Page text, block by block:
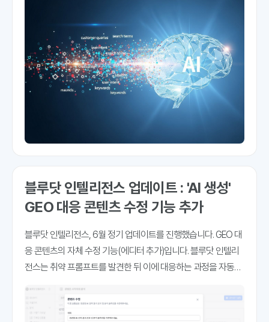
블루닷 인텔리전스 업데이트 : 'AI 생성'
GEO 대응 콘텐츠 수정 기능 추가
블루닷 인텔리전스, 6월 정기 업데이트를 진행했습니다. GEO 대
응 콘텐츠의 자체 수정 기능(에디터 추가)입니다. 블루닷 인텔리
전스는 취약 프롬프트를 발견한 뒤 이에 대응하는 과정을 자동화
률이 기준에 미달하는 프롬프트를 말하는데요. 즉시 콘텐츠 대응